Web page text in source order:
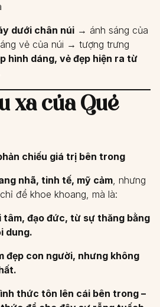
dưới chân núi → ánh sáng của
vẻ của núi → tượng trưng
hình dáng, vẻ đẹp hiện ra từ
xa của Quẻ
chiếu giá trị bên trong
nhã, tinh tế, mỹ cảm, nhưng
để khoe khoang, mà là:
tâm, đạo đức, từ sự thăng bằng
dung.
đẹp con người, nhưng không
thức tôn lên cái bên trong –